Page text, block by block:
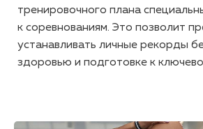
тренировочного плана
к соревнованиям. Это позволит
устанавливать личные рекорды
здоровью и подготовке к